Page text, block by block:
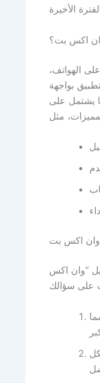
اكس بت؟
الهواتف،
بواجهة
يشتمل على
وان اكس بت
“وان اكس